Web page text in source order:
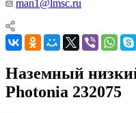
man1@lmsc.ru
Наземный
Photonia 232075